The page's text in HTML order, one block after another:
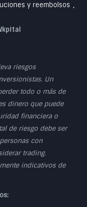
y reembolsos •
riesgos
Un
todo o más de
dinero que puede
financiera o
de riesgo debe ser
con
trading.
indicativos de